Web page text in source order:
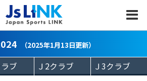
（2025年1月13日更新）